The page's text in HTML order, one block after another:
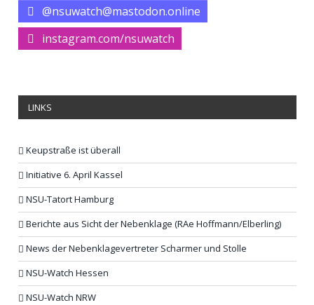
@nsuwatch@mastodon.online
instagram.com/nsuwatch
LINKS
Keupstraße ist überall
Initiative 6. April Kassel
NSU-Tatort Hamburg
Berichte aus Sicht der Nebenklage (RAe Hoffmann/Elberling)
News der Nebenklagevertreter Scharmer und Stolle
NSU-Watch Hessen
NSU-Watch NRW